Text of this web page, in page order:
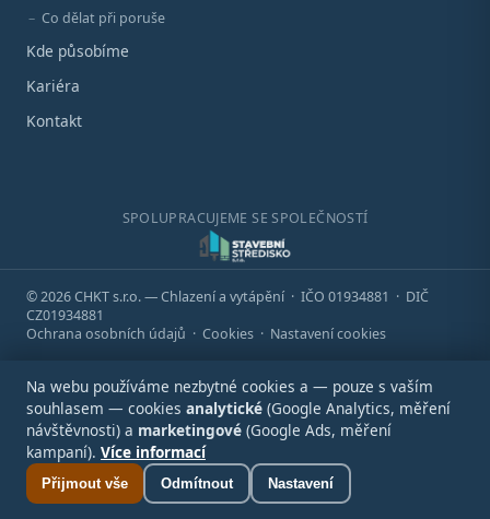
Co dělat při poruše
Kde působíme
Kariéra
Kontakt
SPOLUPRACUJEME SE SPOLEČNOSTÍ
© 2026 CHKT s.r.o. — Chlazení a vytápění · IČO 01934881 · DIČ
CZ01934881
Ochrana osobních údajů · Cookies · Nastavení cookies
Na webu používáme nezbytné cookies a — pouze s vaším
souhlasem — cookies analytické (Google Analytics, měření
návštěvnosti) a marketingové (Google Ads, měření
kampaní). Více informací
Přijmout vše Odmítnout Nastavení